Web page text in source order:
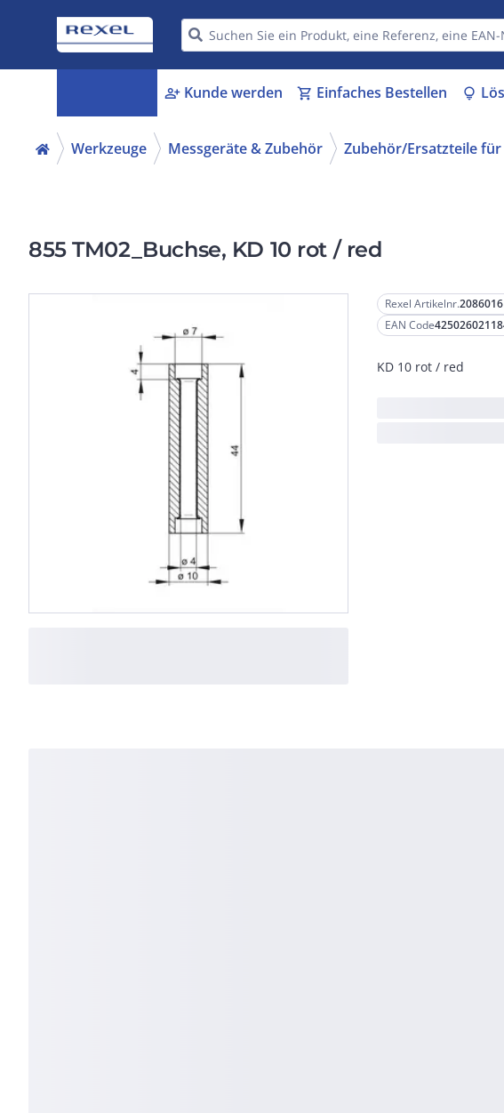
person_add Kunde werden shopping_cart Einfaches Bestellen lightbulb
Werkzeuge Messgeräte & Zubehör Zubehör/Ersatzteile
855 TM02_Buchse, KD 10 rot / red
Rexel Artikelnr.2086016
EAN Code
KD 10 rot / red